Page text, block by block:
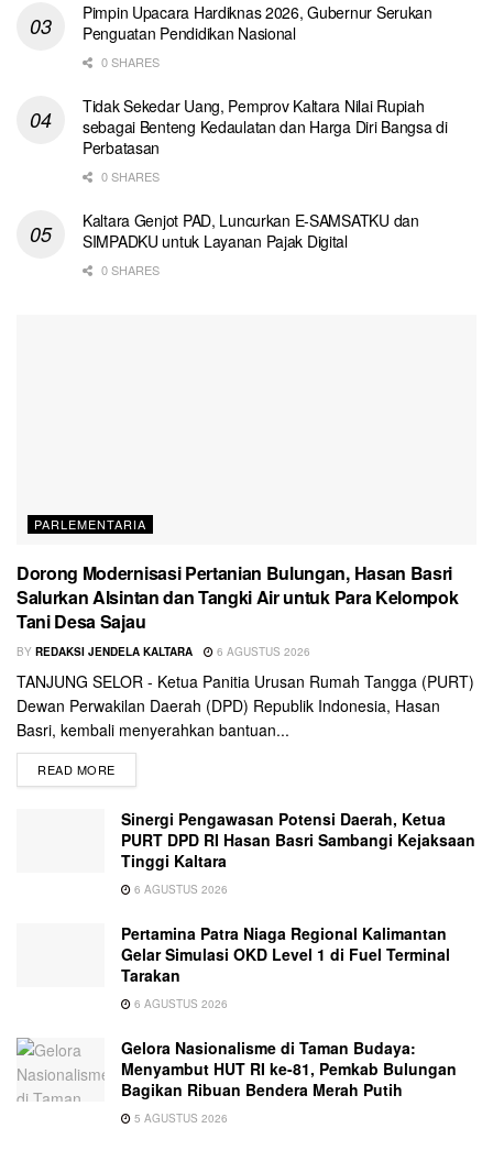
Pimpin Upacara Hardiknas 2026, Gubernur Serukan
Penguatan Pendidikan Nasional
0 SHARES
Tidak Sekedar Uang, Pemprov Kaltara Nilai Rupiah
sebagai Benteng Kedaulatan dan Harga Diri Bangsa di
Perbatasan
0 SHARES
Kaltara Genjot PAD, Luncurkan E-SAMSATKU dan
SIMPADKU untuk Layanan Pajak Digital
0 SHARES
PARLEMENTARIA
Dorong Modernisasi Pertanian Bulungan, Hasan Basri
Salurkan Alsintan dan Tangki Air untuk Para Kelompok
Tani Desa Sajau
BY REDAKSI JENDELA KALTARA 6 AGUSTUS 2026
TANJUNG SELOR - Ketua Panitia Urusan Rumah Tangga (PURT)
Dewan Perwakilan Daerah (DPD) Republik Indonesia, Hasan
Basri, kembali menyerahkan bantuan...
READ MORE
Sinergi Pengawasan Potensi Daerah, Ketua
PURT DPD RI Hasan Basri Sambangi Kejaksaan
Tinggi Kaltara
6 AGUSTUS 2026
Pertamina Patra Niaga Regional Kalimantan
Gelar Simulasi OKD Level 1 di Fuel Terminal
Tarakan
6 AGUSTUS 2026
Gelora Nasionalisme di Taman Budaya:
Menyambut HUT RI ke-81, Pemkab Bulungan
Bagikan Ribuan Bendera Merah Putih
5 AGUSTUS 2026